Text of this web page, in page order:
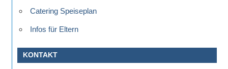
Catering Speiseplan
Infos für Eltern
KONTAKT